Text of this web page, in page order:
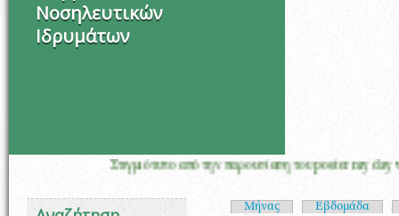
Νοσηλευτικών
Ιδρυμάτων
Στιγμιότυπο από την παρουσίαση του poster my day with
Πρωτεύουσες
Μήνας Εβδομάδα